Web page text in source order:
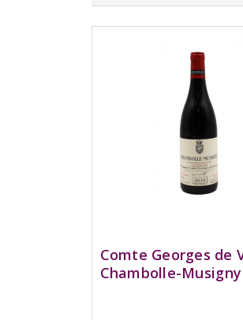
Comte Georges de
Chambolle-Musigny